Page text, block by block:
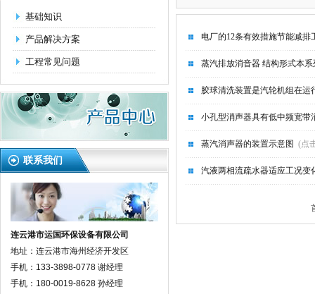
基础知识
产品解决方案
工程常见问题
联系我们
连云港市运国环保设备有限公司
地址：连云港市海州经济开发区
手机：133-3898-0778 谢经理
手机：180-0019-8628 孙经理
电厂的12条有效措施节能减排
蒸汽排放消音器 结构形式本
胶球清洗装置是汽轮机组在
小孔型消声器具有低中频宽带
蒸汽消声器的装置示意图 (点
汽液两相流疏水器适应工况变